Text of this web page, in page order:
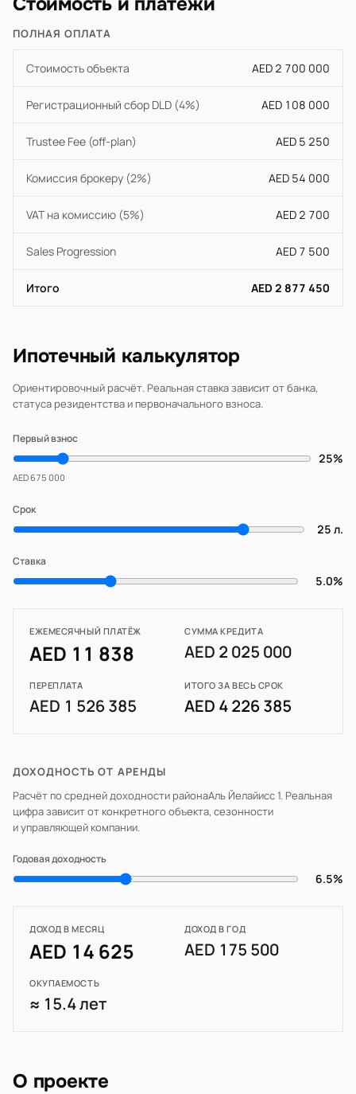
ПОЛНАЯ ОПЛАТА
Стоимость объекта AED 2 700 000
Регистрационный сбор DLD (4%) AED 108 000
Trustee Fee (off-plan) AED 5 250
Комиссия брокеру (2%) AED 54 000
VAT на комиссию (5%) AED 2 700
Sales Progression AED 7 500
Итого AED 2 877 450
Ипотечный калькулятор
Ориентировочный расчёт. Реальная ставка зависит от банка,
статуса резидентства и первоначального взноса.
Первый взнос
25%
AED 675 000
Срок
25 л.
Ставка
5.0%
ЕЖЕМЕСЯЧНЫЙ ПЛАТЁЖ
AED 11 838
СУММА КРЕДИТА
AED 2 025 000
ПЕРЕПЛАТА
AED 1 526 385
ИТОГО ЗА ВЕСЬ СРОК
AED 4 226 385
ДОХОДНОСТЬ ОТ АРЕНДЫ
Расчёт по средней доходности районаАль Йелайисс 1. Реальная
цифра зависит от конкретного объекта, сезонности
и управляющей компании.
Годовая доходность
6.5%
ДОХОД В МЕСЯЦ
AED 14 625
ДОХОД В ГОД
AED 175 500
ОКУПАЕМОСТЬ
≈ 15.4 лет
О проекте